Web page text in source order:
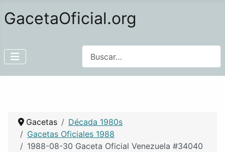
GacetaOficial.org
Gacetas
Década 1980s
Gacetas Oficiales 1988
1988-08-30 Gaceta Oficial Venezuela #34040